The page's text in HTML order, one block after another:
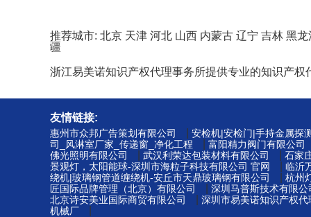
推荐城市: 北京 天津 河北 山西 内蒙古 辽宁 吉林 黑龙
疆
浙江易美诺知识产权代理事务所提供专业的知识产
友情链接:
惠州市众邦广告策划有限公司
安检机|安检门|手持金属探
司_风淋室厂家_传递窗_净化工程
富阳精力阀门有限公司
佛光照明有限公司
武汉利荣达包装材料有限公司
石家
景观灯，太阳能球-深圳市海粒子科技有限公司 官网
临沂
绕机|玻璃钢管道缠绕机-安丘市天鼎玻璃钢有限公司
杭州
匠国际品牌管理（北京）有限公司
深圳马普斯技术有限公
北京诗安美业国际商贸有限公司
深圳市易美诺知识产权
机械厂